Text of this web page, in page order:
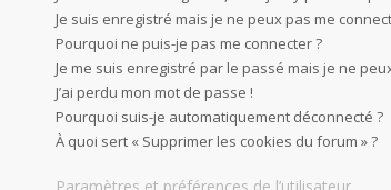
Je suis enregistré mais je ne peux pas me
Pourquoi ne puis-je pas me connecter ?
Je me suis enregistré par le passé mais je ne
J’ai perdu mon mot de passe !
Pourquoi suis-je automatiquement déconnecté ?
À quoi sert « Supprimer les cookies du forum » ?